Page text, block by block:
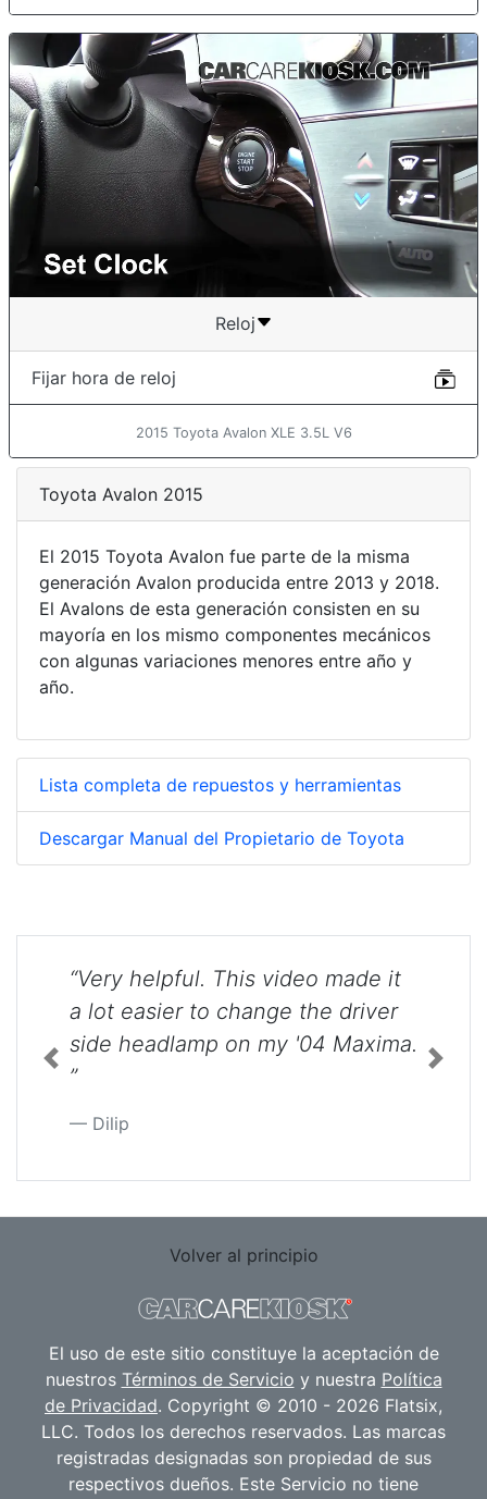
Reloj
Fijar hora de reloj
2015 Toyota Avalon XLE 3.5L V6
Toyota Avalon 2015
El 2015 Toyota Avalon fue parte de la misma
generación Avalon producida entre 2013 y 2018.
El Avalons de esta generación consisten en su
mayoría en los mismo componentes mecánicos
con algunas variaciones menores entre año y
año.
Lista completa de repuestos y herramientas
Descargar Manual del Propietario de Toyota
“Very helpful. This video made it
a lot easier to change the driver
side headlamp on my '04 Maxima.
”
Dilip
Previous Next
Volver al principio
El uso de este sitio constituye la aceptación de
nuestros Términos de Servicio y nuestra Política
de Privacidad. Copyright © 2010 - 2026 Flatsix,
LLC. Todos los derechos reservados. Las marcas
registradas designadas son propiedad de sus
respectivos dueños. Este Servicio no tiene